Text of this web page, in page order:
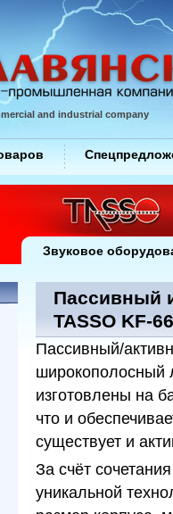
Пассивный
TASSO KF-
Пассивный/
широкополосный
изготовлены на
что и
существует и
За счёт
уникальной
and industrial company
Звуковое